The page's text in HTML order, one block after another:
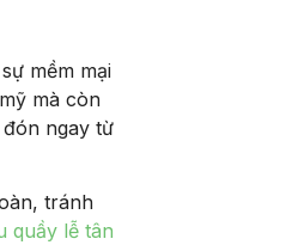
mềm mại
mà còn
ngay từ
tránh
quầy lễ tân